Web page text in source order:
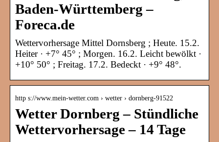
Baden-Württemberg –
Foreca.de
Wettervorhersage Mittel Dornsberg ; Heute. 15.2.
Heiter · +7° 45° ; Morgen. 16.2. Leicht bewölkt ·
+10° 50° ; Freitag. 17.2. Bedeckt · +9° 48°.
http s://www.mein-wetter.com › wetter › dornberg-91522
Wetter Dornberg – Stündliche
Wettervorhersage – 14 Tage